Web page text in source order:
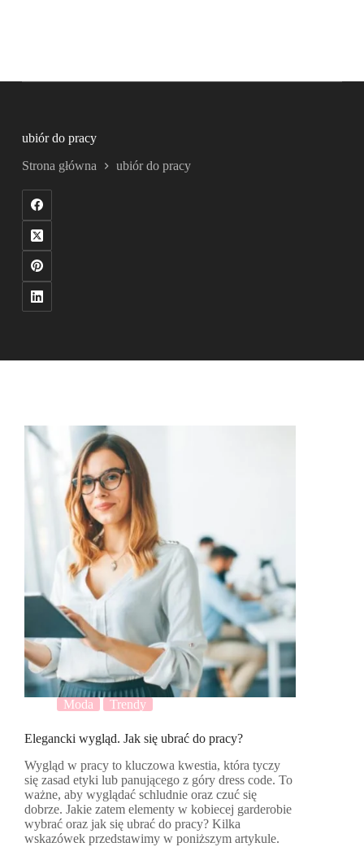
ubiór do pracy
Strona główna ubiór do pracy
Moda Trendy
Elegancki wygląd. Jak się ubrać do pracy?
Wygląd w pracy to kluczowa kwestia, która tyczy
się zasad etyki lub panującego z góry dress code. To
ważne, aby wyglądać schludnie oraz czuć się
dobrze. Jakie zatem elementy w kobiecej garderobie
wybrać oraz jak się ubrać do pracy? Kilka
wskazówek przedstawimy w poniższym artykule.